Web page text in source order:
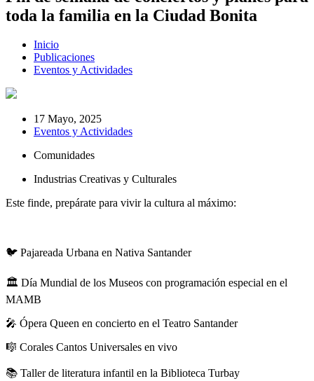
toda la familia en la Ciudad Bonita
Inicio
Publicaciones
Eventos y Actividades
17 Mayo, 2025
Eventos y Actividades
Comunidades
Industrias Creativas y Culturales
Este finde, prepárate para vivir la cultura al máximo:
🐦 Pajareada Urbana en Nativa Santander
🏛️ Día Mundial de los Museos con programación especial en el
MAMB
🎤 Ópera Queen en concierto en el Teatro Santander
🎼 Corales Cantos Universales en vivo
📚 Taller de literatura infantil en la Biblioteca Turbay